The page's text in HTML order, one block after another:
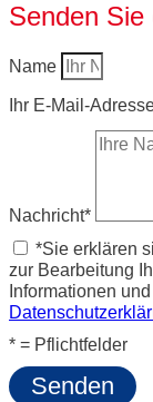
Senden
Name
Ihr E-Mail-
Nachricht*
*Sie erklären
zur Bearbeitung
Informationen
* = Pflichtfelder
Senden